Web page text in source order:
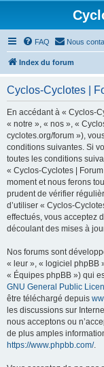
FAQ Nous
Index du forum
Cyclos-Cyclotes |
En accédant à « Cyclos-
« notre », « nos », «
cyclotes.org/forum »),
conditions suivantes. Si
toutes les conditions
« Cyclos-Cyclotes |
moment et nous ferons
prudent de vérifier
d’utiliser « Cyclos-
effectués, vous acceptez
découlant des mises à
Nos forums sont
« leur », « logiciel phpBB
« Équipes phpBB ») qui
GNU General Public
être téléchargé depuis
les discussions sur
nous acceptons ou
de plus amples
https://www.phpbb.com/.